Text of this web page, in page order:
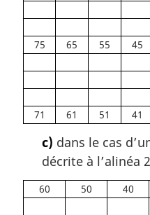
75
65 55 45
71
61 51 41
c) dans le cas
décrite à l’alinéa
60 50 40